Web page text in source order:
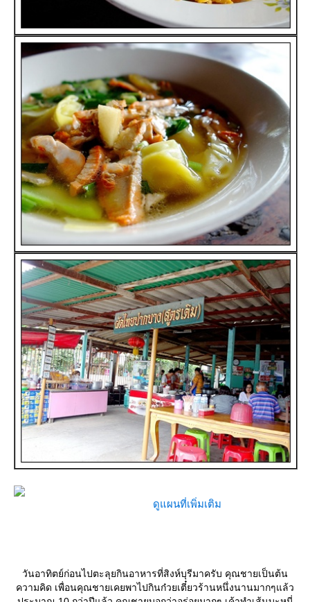
ดูแผนที่เพิ่มเติม
วันอาทิตย์ก่อนไปตะลุยกินอาหารที่สิงห์บุรีมาครับ คุณชายเป็นต้น
ความคิด เพื่อนคุณชายเคยพาไปกินก๋วยเตี๋ยวร้านหนึ่งนานมากๆแล้ว